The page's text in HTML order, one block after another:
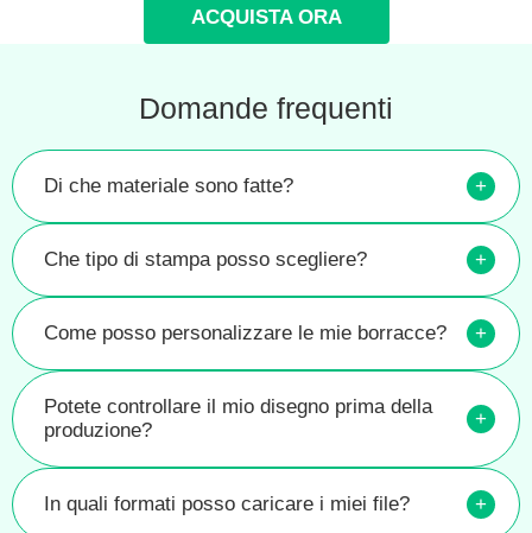
ACQUISTA ORA
Domande frequenti
Di che materiale sono fatte? +
Che tipo di stampa posso scegliere? +
Come posso personalizzare le mie borracce? +
Potete controllare il mio disegno prima della
produzione?
+
In quali formati posso caricare i miei file? +